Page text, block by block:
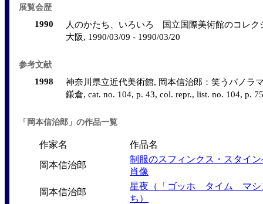
展覧会歴
1990
人のかたち、いろいろ 国立国際美術館のコレク
大阪, 1990/03/09 - 1990/03/20
参考文献
1998
神奈川県立近代美術館, 岡本信治郎：笑うパノラ
鎌倉, cat. no. 104, p. 43, col. repr., list. no. 104, p.
「岡本信治郎」の作品一覧
作家名 作品名
岡本信治郎
制服のスフィンクス・スタイ
肖像
岡本信治郎
星夜（「ゴッホ タイム マシ
ち）